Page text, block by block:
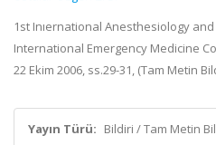
1st Inıernational Anesthesiology
International Emergency Medicine
22 Ekim 2006, ss.29-31, (Tam Metin
Yayın Türü: Bildiri / Tam Metin